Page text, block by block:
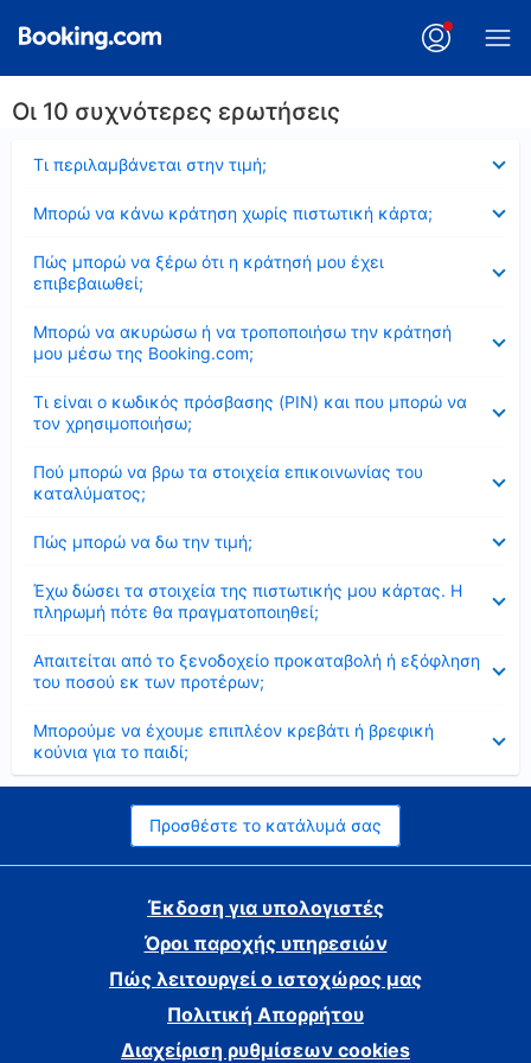
Οι 10 συχνότερες ερωτήσεις
Τι περιλαμβάνεται στην τιμή;
Μπορώ να κάνω κράτηση χωρίς πιστωτική κάρτα;
Πώς μπορώ να ξέρω ότι η κράτησή μου έχει
επιβεβαιωθεί;
Μπορώ να ακυρώσω ή να τροποποιήσω την κράτησή
μου μέσω της Booking.com;
Τι είναι ο κωδικός πρόσβασης (PIN) και που μπορώ να
τον χρησιμοποιήσω;
Πού μπορώ να βρω τα στοιχεία επικοινωνίας του
καταλύματος;
Πώς μπορώ να δω την τιμή;
Έχω δώσει τα στοιχεία της πιστωτικής μου κάρτας. Η
πληρωμή πότε θα πραγματοποιηθεί;
Απαιτείται από το ξενοδοχείο προκαταβολή ή εξόφληση
του ποσού εκ των προτέρων;
Μπορούμε να έχουμε επιπλέον κρεβάτι ή βρεφική
κούνια για το παιδί;
Προσθέστε το κατάλυμά σας
Έκδοση για υπολογιστές
Όροι παροχής υπηρεσιών
Πώς λειτουργεί ο ιστοχώρος μας
Πολιτική Απορρήτου
Διαχείριση ρυθμίσεων cookies